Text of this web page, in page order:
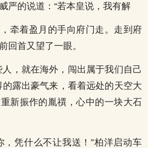
严的说道：“若本皇说，我有解
牵着盈月的手向府门走。走到府
回首又望了一眼。
人，就在海外，闯出属于我们自己
的露出豪气来，看着远处的天空大
新振作的胤禩，心中的一块大石
，凭什么不让我送！”柏洋启动车